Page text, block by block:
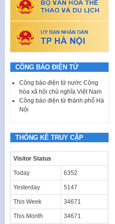
CÔNG BÁO ĐIỆN TỬ
Công báo điện tử nước Cộng
hòa xã hội chủ nghĩa Việt Nam
Công báo điện tử thành phố Hà
Nội
THỐNG KÊ TRUY CẬP
Visitor Status
Today 6352
Yesterday 5147
This Week 34671
This Month 34671